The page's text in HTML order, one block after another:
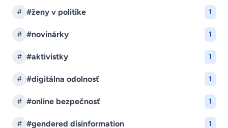
# #ženy v politike 1
# #novinárky 1
# #aktivistky 1
# #digitálna odolnosť 1
# #online bezpečnosť 1
# #gendered disinformation 1